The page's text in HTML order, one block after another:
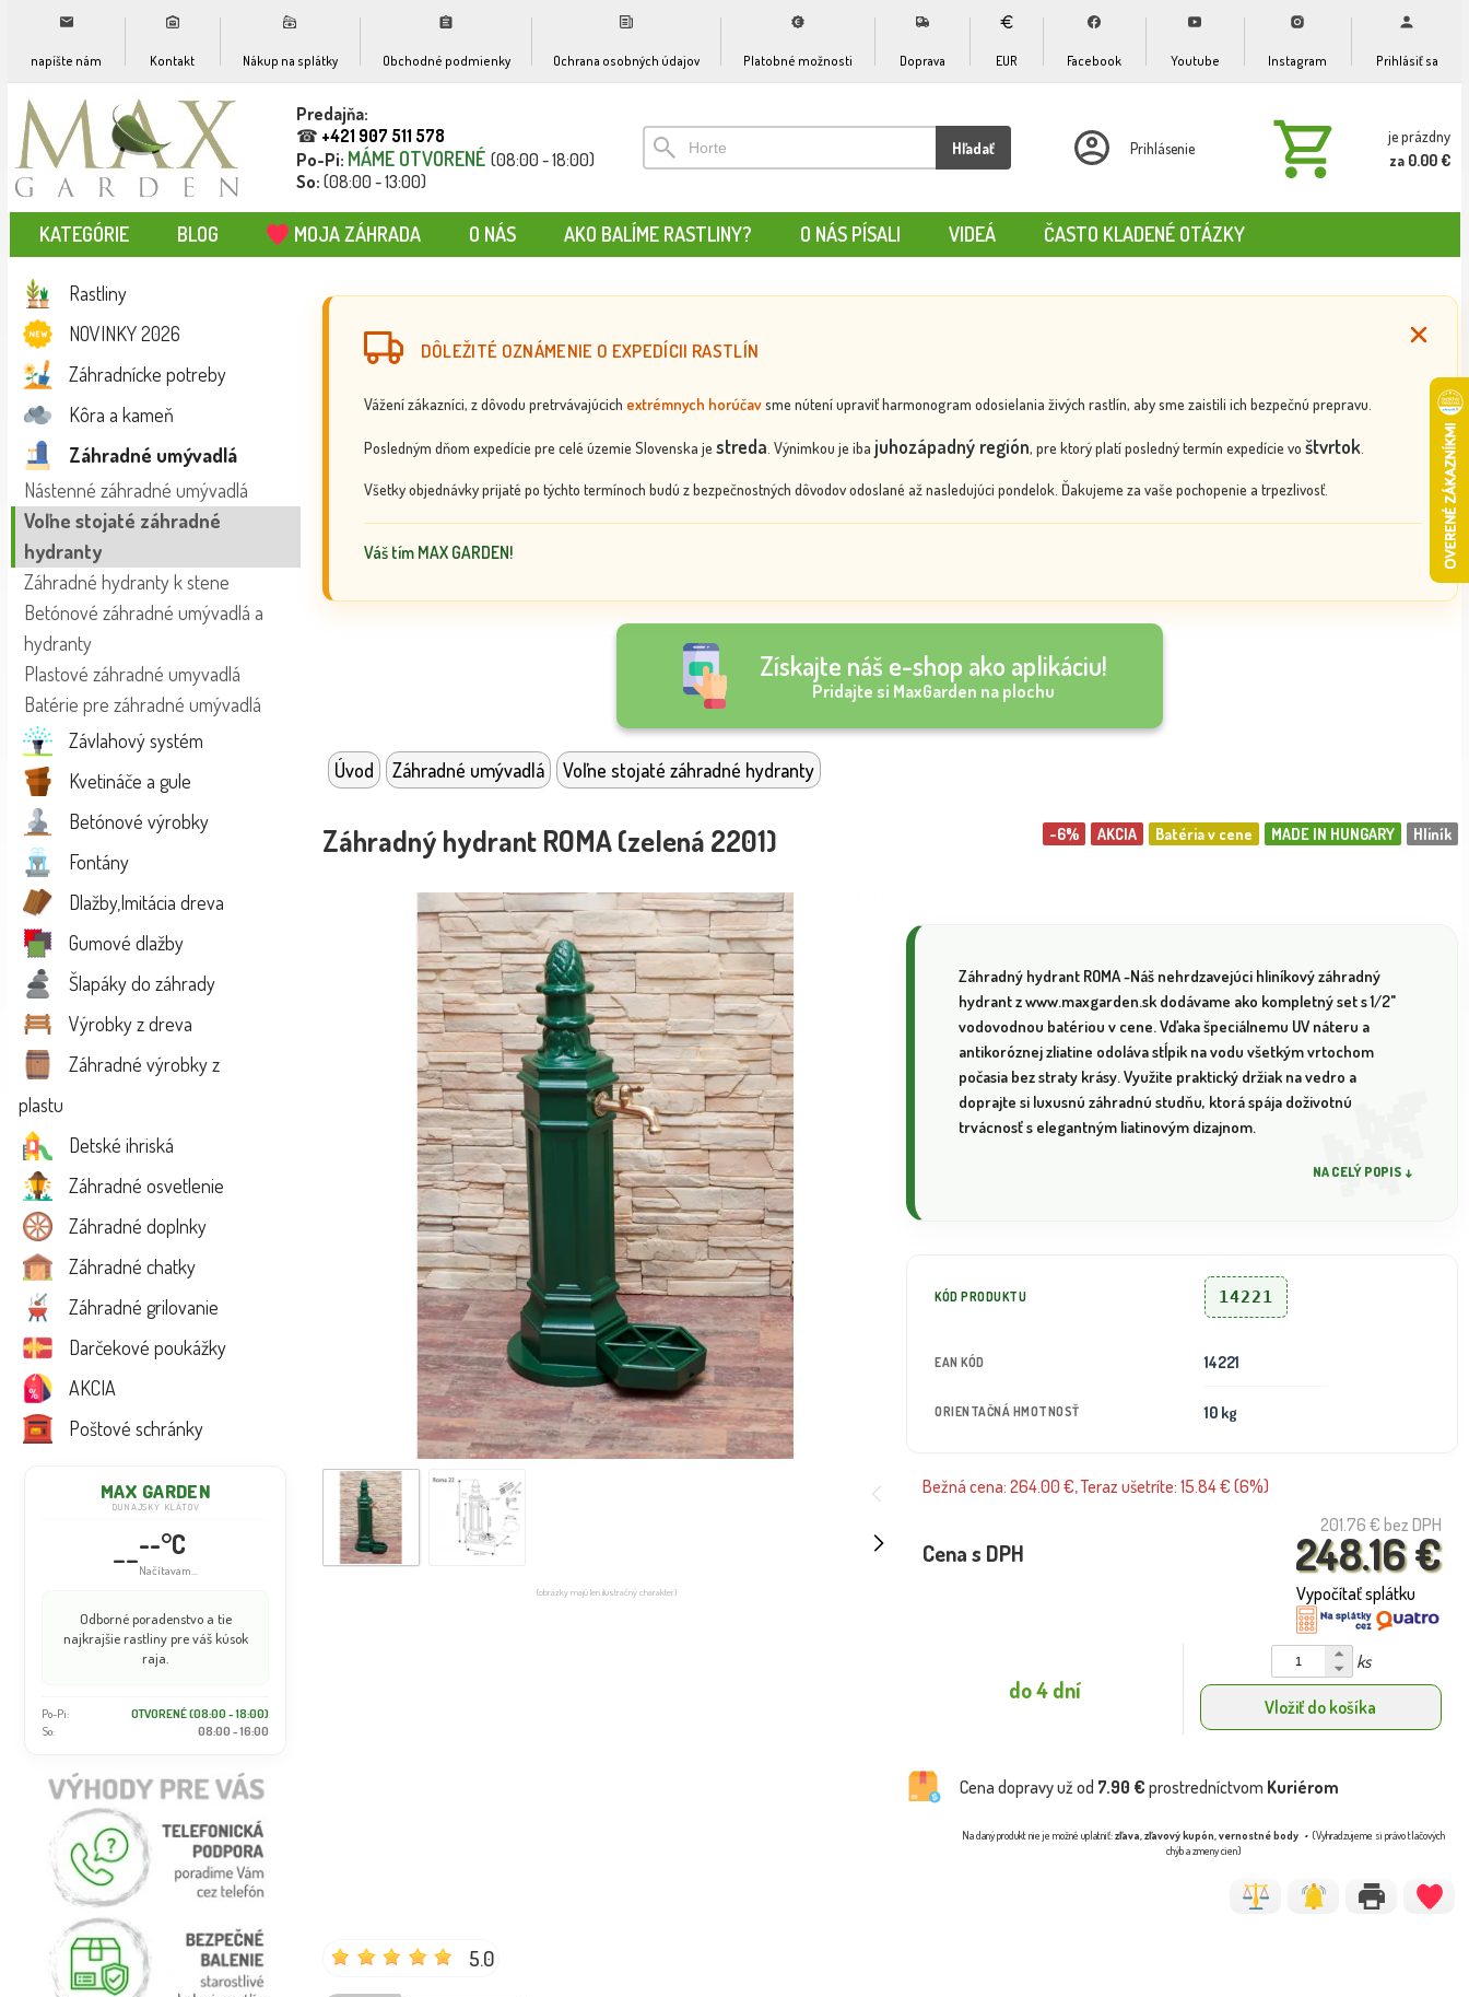
napíšte nám Kontakt Nákup na splátky Obchodné podmienky Ochrana osobných údajov Platobné možnosti Doprava EUR Facebook Youtube Instagram Prihlásiť sa
Predajňa:
☎ +421 907 511 578
Po-Pi: MÁME OTVORENÉ (08:00 - 18:00)
So: (08:00 - 13:00)
Hľadať Prihlásenie
je prázdny
za 0.00 €
KATEGÓRIE BLOG MOJA ZÁHRADA O NÁS AKO BALÍME RASTLINY? O NÁS PÍSALI VIDEÁ ČASTO KLADENÉ OTÁZKY
Rastliny
NOVINKY 2026
Záhradnícke potreby
Kôra a kameň
Záhradné umývadlá
Nástenné záhradné umývadlá
Voľne stojaté záhradné
hydranty
Záhradné hydranty k stene
Betónové záhradné umývadlá a
hydranty
Plastové záhradné umyvadlá
Batérie pre záhradné umývadlá
Závlahový systém
Kvetináče a gule
Betónové výrobky
Fontány
Dlažby,Imitácia dreva
Gumové dlažby
Šlapáky do záhrady
Výrobky z dreva
Záhradné výrobky z
plastu
Detské ihriská
Záhradné osvetlenie
Záhradné doplnky
Záhradné chatky
Záhradné grilovanie
Darčekové poukážky
AKCIA
Poštové schránky
MAX GARDEN
DUNAJSKÝ KLÁTOV
----°C
Načítavam...
Odborné poradenstvo a tie
najkrajšie rastliny pre váš kúsok
raja.
Po-Pi:
OTVORENÉ (08:00 - 18:00)
So:
08:00 - 16:00
DÔLEŽITÉ OZNÁMENIE O EXPEDÍCII RASTLÍN
Vážení zákazníci, z dôvodu pretrvávajúcich extrémnych horúčavsme nútení upraviť harmonogram odosielania živých rastlín, aby sme zaistili ich bezpečnú prepravu.
Posledným dňom expedície pre celé územie Slovenska je streda . Výnimkou je iba juhozápadný región, pre ktorý platí posledný termín expedície vo štvrtok.
Všetky objednávky prijaté po týchto termínoch budú z bezpečnostných dôvodov odoslané až nasledujúci pondelok. Ďakujeme za vaše pochopenie a trpezlivosť.
Váš tím MAX GARDEN!
Získajte náš e-shop ako aplikáciu!
Pridajte si MaxGarden na plochu
Úvod Záhradné umývadlá Voľne stojaté záhradné hydranty
Hliník
MADE IN HUNGARY
Batéria v cene
AKCIA
-6%
Záhradný hydrant ROMA (zelená 2201)
(obrázky majú len ilustračný charakter)
Záhradný hydrant ROMA -Náš nehrdzavejúci hliníkový záhradný
hydrant z www.maxgarden.sk dodávame ako kompletný set s 1/2"
vodovodnou batériou v cene. Vďaka špeciálnemu UV náteru a
antikoróznej zliatine odoláva stĺpik na vodu všetkým vrtochom
počasia bez straty krásy. Využite praktický držiak na vedro a
doprajte si luxusnú záhradnú studňu, ktorá spája doživotnú
trvácnosť s elegantným liatinovým dizajnom.
NA CELÝ POPIS ↓
KÓD PRODUKTU 14221
EAN KÓD 14221
ORIENTAČNÁ HMOTNOSŤ 10 kg
Bežná cena: 264.00 €, Teraz ušetríte: 15.84 € (6%)
201.76 € bez DPH
248.16 €
Cena s DPH
Vypočítať splátku
do 4 dní
ks
Vložiť do košíka
Cena dopravy už od 7.90 € prostredníctvom Kuriérom
Na daný produkt nie je možné uplatniť:zľava, zľavový kupón, vernostné body
(Vyhradzujeme si právo tlačových
chýb a zmeny cien)
5.0